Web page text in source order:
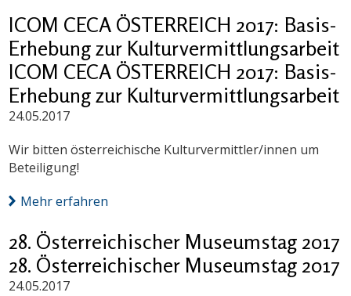
ICOM CECA ÖSTERREICH 2017: Basis-
Erhebung zur Kulturvermittlungsarbeit
ICOM CECA ÖSTERREICH 2017: Basis-
Erhebung zur Kulturvermittlungsarbeit
24.05.2017
Wir bitten österreichische Kulturvermittler/innen um
Beteiligung!
Mehr erfahren
28. Österreichischer Museumstag 2017
28. Österreichischer Museumstag 2017
24.05.2017